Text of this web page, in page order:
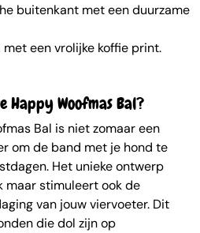
buitenkant met een duurzame
een vrolijke koffie print.
Happy Woofmas Bal?
Bal is niet zomaar een
om de band met je hond te
Het unieke ontwerp
maar stimuleert ook de
van jouw viervoeter. Dit
die dol zijn op